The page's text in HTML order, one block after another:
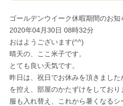
ゴールデンウイーク休暇期間のお知
2020年04月30日 08時32分
おはようございます(^^)
晴天の、ここ米子です。
とても良い天気です。
昨日は、祝日でお休みを頂きました
を控え、部屋のかたずけをしており
服も入れ替え、これから暑くなるシ